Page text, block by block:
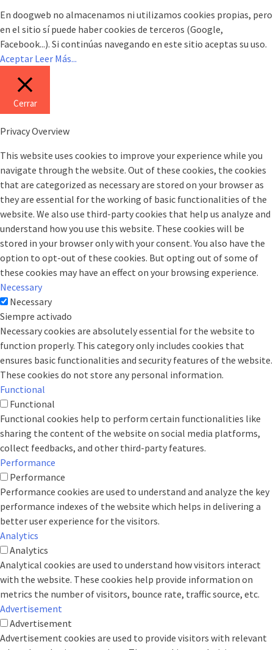
En doogweb no almacenamos ni utilizamos cookies propias, pero
en el sitio sí puede haber cookies de terceros (Google,
Facebook...). Si continúas navegando en este sitio aceptas su uso.
Aceptar Leer Más...
Cerrar
Privacy Overview
This website uses cookies to improve your experience while you
navigate through the website. Out of these cookies, the cookies
that are categorized as necessary are stored on your browser as
they are essential for the working of basic functionalities of the
website. We also use third-party cookies that help us analyze and
understand how you use this website. These cookies will be
stored in your browser only with your consent. You also have the
option to opt-out of these cookies. But opting out of some of
these cookies may have an effect on your browsing experience.
Necessary
Necessary
Siempre activado
Necessary cookies are absolutely essential for the website to
function properly. This category only includes cookies that
ensures basic functionalities and security features of the website.
These cookies do not store any personal information.
Functional
Functional
Functional cookies help to perform certain functionalities like
sharing the content of the website on social media platforms,
collect feedbacks, and other third-party features.
Performance
Performance
Performance cookies are used to understand and analyze the key
performance indexes of the website which helps in delivering a
better user experience for the visitors.
Analytics
Analytics
Analytical cookies are used to understand how visitors interact
with the website. These cookies help provide information on
metrics the number of visitors, bounce rate, traffic source, etc.
Advertisement
Advertisement
Advertisement cookies are used to provide visitors with relevant